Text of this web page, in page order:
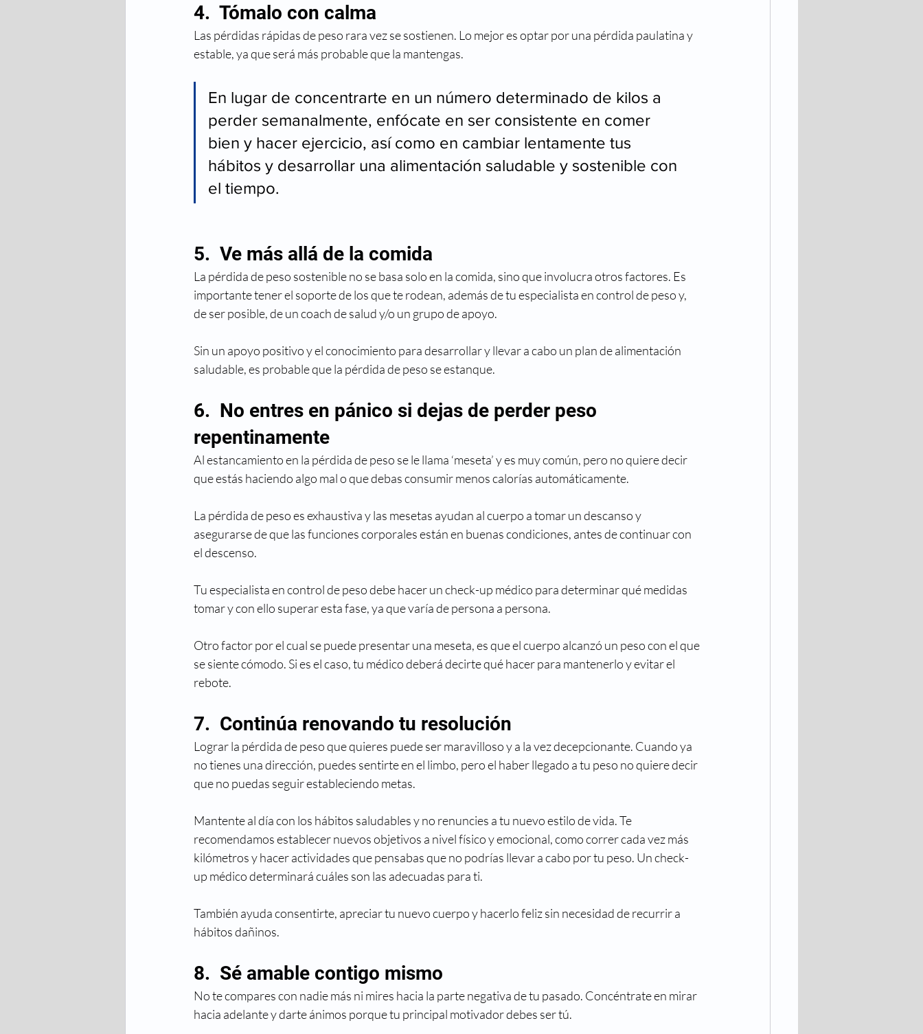
4.  Tómalo con calma
Las pérdidas rápidas de peso rara vez se sostienen. Lo mejor es optar por una pérdida paulatina y
estable, ya que será más probable que la mantengas.
En lugar de concentrarte en un número determinado de kilos a
perder semanalmente, enfócate en ser consistente en comer
bien y hacer ejercicio, así como en cambiar lentamente tus
hábitos y desarrollar una alimentación saludable y sostenible con
el tiempo.
5.  Ve más allá de la comida
La pérdida de peso sostenible no se basa solo en la comida, sino que involucra otros factores. Es
importante tener el soporte de los que te rodean, además de tu especialista en control de peso y,
de ser posible, de un coach de salud y/o un grupo de apoyo.
Sin un apoyo positivo y el conocimiento para desarrollar y llevar a cabo un plan de alimentación
saludable, es probable que la pérdida de peso se estanque.
6.  No entres en pánico si dejas de perder peso
repentinamente
Al estancamiento en la pérdida de peso se le llama ‘meseta’ y es muy común, pero no quiere decir
que estás haciendo algo mal o que debas consumir menos calorías automáticamente.
La pérdida de peso es exhaustiva y las mesetas ayudan al cuerpo a tomar un descanso y
asegurarse de que las funciones corporales están en buenas condiciones, antes de continuar con
el descenso.
Tu especialista en control de peso debe hacer un check-up médico para determinar qué medidas
tomar y con ello superar esta fase, ya que varía de persona a persona.
Otro factor por el cual se puede presentar una meseta, es que el cuerpo alcanzó un peso con el que
se siente cómodo. Si es el caso, tu médico deberá decirte qué hacer para mantenerlo y evitar el
rebote.
7.  Continúa renovando tu resolución
Lograr la pérdida de peso que quieres puede ser maravilloso y a la vez decepcionante. Cuando ya
no tienes una dirección, puedes sentirte en el limbo, pero el haber llegado a tu peso no quiere decir
que no puedas seguir estableciendo metas.
Mantente al día con los hábitos saludables y no renuncies a tu nuevo estilo de vida. Te
recomendamos establecer nuevos objetivos a nivel físico y emocional, como correr cada vez más
kilómetros y hacer actividades que pensabas que no podrías llevar a cabo por tu peso. Un check-
up médico determinará cuáles son las adecuadas para ti.
También ayuda consentirte, apreciar tu nuevo cuerpo y hacerlo feliz sin necesidad de recurrir a
hábitos dañinos.
8.  Sé amable contigo mismo
No te compares con nadie más ni mires hacia la parte negativa de tu pasado. Concéntrate en mirar
hacia adelante y darte ánimos porque tu principal motivador debes ser tú.